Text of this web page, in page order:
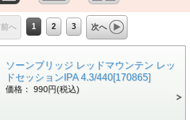
前へ 1 2 3 次へ
ソーンブリッジ レッドマウンテン レッ
ドセッションIPA 4.3/440[170865]
価格： 990円(税込)